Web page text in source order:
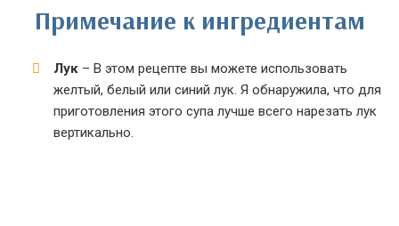
Примечание к ингредиентам
Лук – В этом рецепте вы можете использовать
желтый, белый или синий лук. Я обнаружила, что для
приготовления этого супа лучше всего нарезать лук
вертикально.